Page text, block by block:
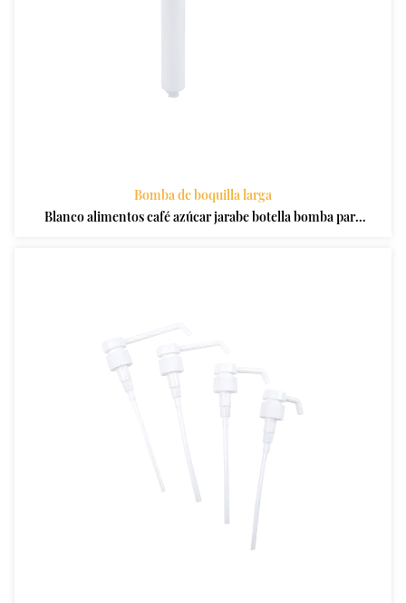
Bomba de boquilla larga
Blanco alimentos café azúcar jarabe botella bomba para